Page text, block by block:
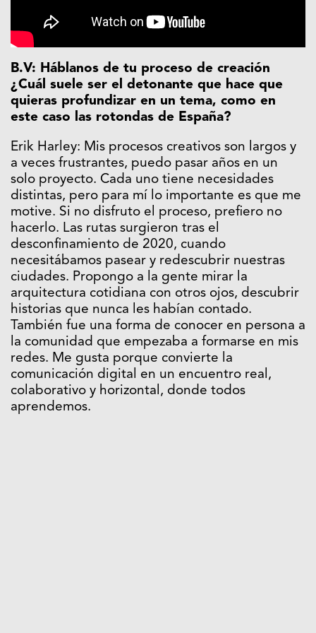
B.V: Háblanos de tu proceso de creación
¿Cuál suele ser el detonante que hace que
quieras profundizar en un tema, como en
este caso las rotondas de España?
Erik Harley: Mis procesos creativos son largos y
a veces frustrantes, puedo pasar años en un
solo proyecto. Cada uno tiene necesidades
distintas, pero para mí lo importante es que me
motive. Si no disfruto el proceso, prefiero no
hacerlo. Las rutas surgieron tras el
desconfinamiento de 2020, cuando
necesitábamos pasear y redescubrir nuestras
ciudades. Propongo a la gente mirar la
arquitectura cotidiana con otros ojos, descubrir
historias que nunca les habían contado.
También fue una forma de conocer en persona a
la comunidad que empezaba a formarse en mis
redes. Me gusta porque convierte la
comunicación digital en un encuentro real,
colaborativo y horizontal, donde todos
aprendemos.